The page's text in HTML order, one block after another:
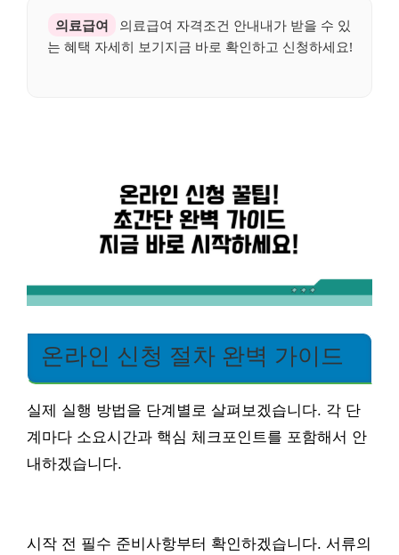
의료급여
의료급여 자격조건 안내내가 받을 수 있
는 혜택 자세히 보기지금 바로 확인하고 신청하세요!
온라인 신청 절차 완벽 가이드
실제 실행 방법을 단계별로 살펴보겠습니다. 각 단
계마다 소요시간과 핵심 체크포인트를 포함해서 안
내하겠습니다.
시작 전 필수 준비사항부터 확인하겠습니다. 서류의